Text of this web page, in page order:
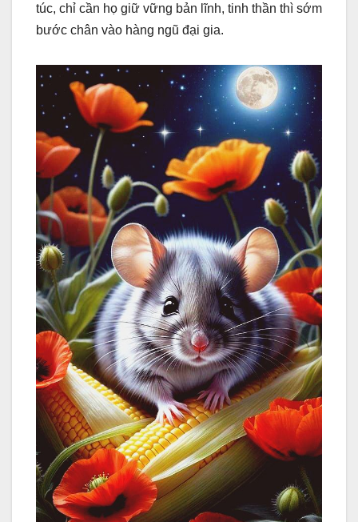
túc, chỉ cần họ giữ vững bản lĩnh, tinh thần thì sớm
bước chân vào hàng ngũ đại gia.